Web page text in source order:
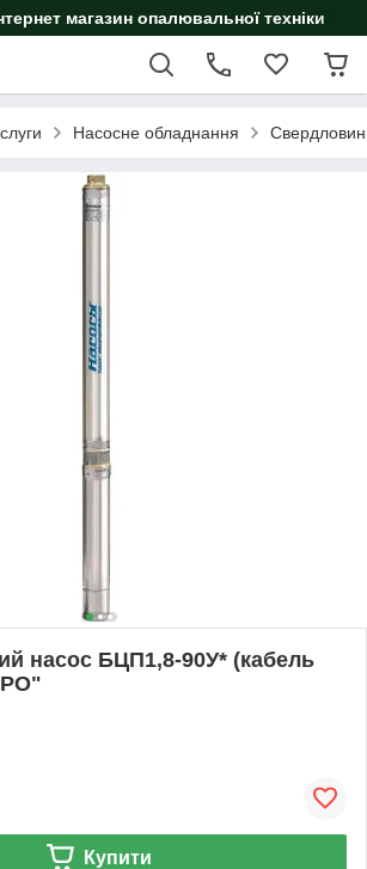
магазин опалювальної техніки
Насосне обладнання
насос БЦП1,8-90У* (кабель
Купити